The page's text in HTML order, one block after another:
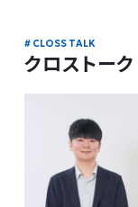
クロストーク